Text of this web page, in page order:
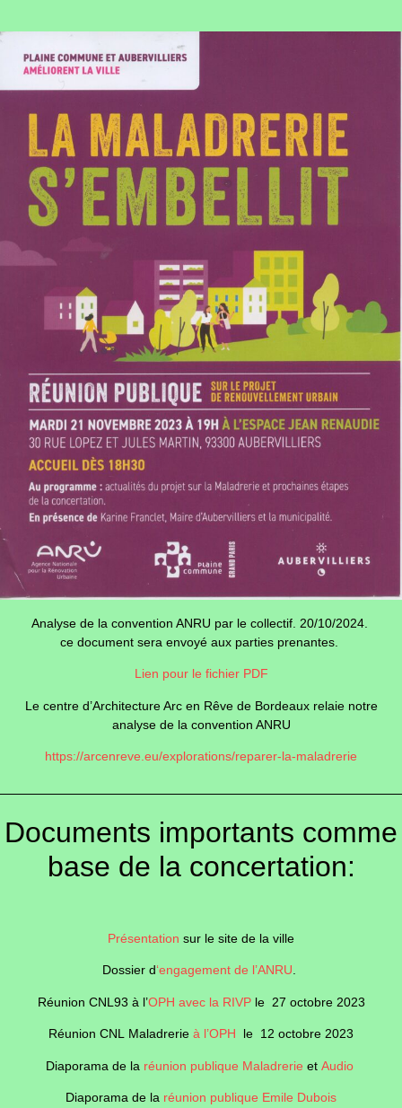
Analyse de la convention ANRU par le collectif. 20/10/2024.
ce document sera envoyé aux parties prenantes.
Lien pour le fichier PDF
Le centre d’Architecture Arc en Rêve de Bordeaux relaie notre
analyse de la convention ANRU
https://arcenreve.eu/explorations/reparer-la-maladrerie
Documents importants comme
base de la concertation:
Présentation sur le site de la ville
Dossier d‘engagement de l’ANRU.
Réunion CNL93 à l’OPH avec la RIVPle 27 octobre 2023
Réunion CNL Maladrerie à l’OPH le 12 octobre 2023
Diaporama de la réunion publique Maladrerie et Audio
Diaporama de la réunion publique Emile Dubois